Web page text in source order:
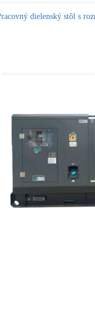
dielenský stôl s